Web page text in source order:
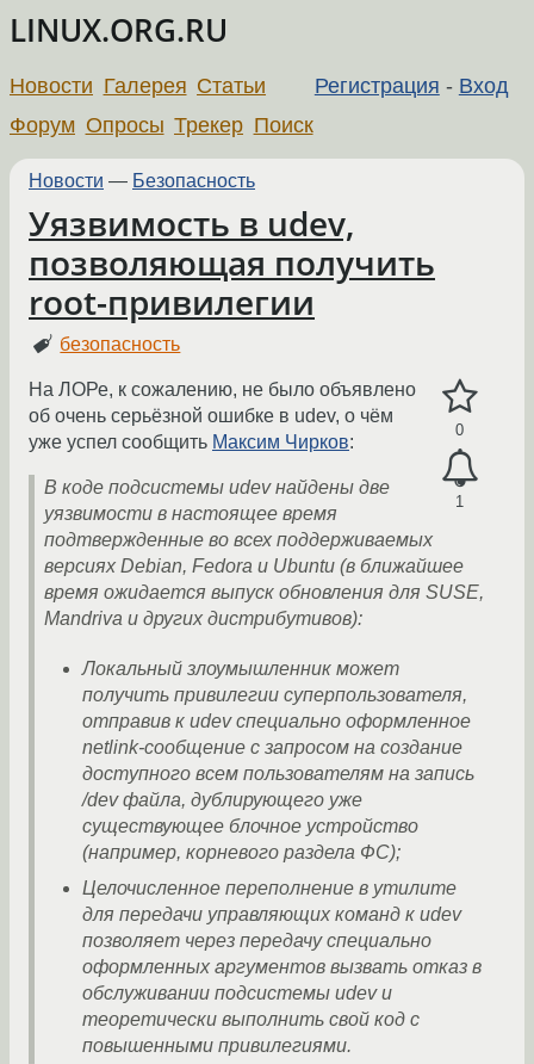
LINUX.ORG.RU
Регистрация - Вход
Новости Галерея Статьи
Форум Опросы Трекер Поиск
Новости — Безопасность
Уязвимость в udev,
позволяющая получить
root-привилегии
безопасность
0
1
На ЛОРе, к сожалению, не было объявлено
об очень серьёзной ошибке в udev, о чём
уже успел сообщить Максим Чирков:
В коде подсистемы udev найдены две
уязвимости в настоящее время
подтвержденные во всех поддерживаемых
версиях Debian, Fedora и Ubuntu (в ближайшее
время ожидается выпуск обновления для SUSE,
Mandriva и других дистрибутивов):
Локальный злоумышленник может
получить привилегии суперпользователя,
отправив к udev специально оформленное
netlink-сообщение с запросом на создание
доступного всем пользователям на запись
/dev файла, дублирующего уже
существующее блочное устройство
(например, корневого раздела ФС);
Целочисленное переполнение в утилите
для передачи управляющих команд к udev
позволяет через передачу специально
оформленных аргументов вызвать отказ в
обслуживании подсистемы udev и
теоретически выполнить свой код с
повышенными привилегиями.